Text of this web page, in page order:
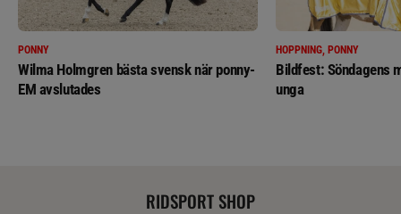
PONNY
Wilma Holmgren bästa svensk när ponny-
EM avslutades
HOPPNING, PONNY
Bildfest: Söndagens
unga
RIDSPORT SHOP